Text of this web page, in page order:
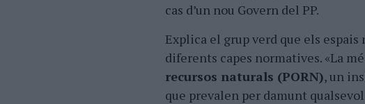
cas d’un nou Govern del PP.
Explica el grup verd que els
diferents capes normatives. «La
recursos naturals (PORN), un
que prevalen per damunt